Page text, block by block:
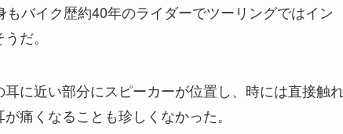
バイク歴約40年のライダーでツーリングではイン
だ。
に近い部分にスピーカーが位置し、時には直接触
痛くなることも珍しくなかった。